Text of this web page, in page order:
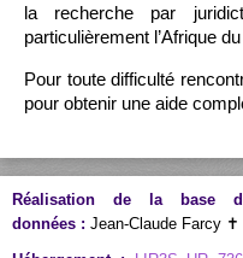
la recherche par
particulièrement l’Afrique
Pour toute difficulté
pour obtenir une aide
Réalisation de la base
données : Jean-Claude Farcy ✝